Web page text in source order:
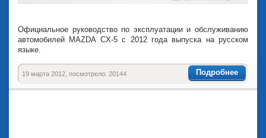
Официальное руководство по эксплуатации и обслуживанию
автомобилей MAZDA CX-5 с 2012 года выпуска на русском
языке.
Подробнее
19 марта 2012, посмотрело: 20144